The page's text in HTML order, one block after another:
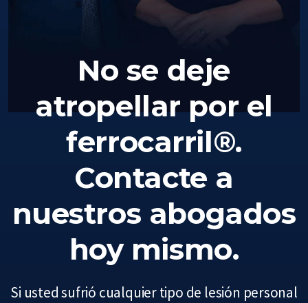
No se deje
atropellar por el
ferrocarril®.
Contacte a
nuestros abogados
hoy mismo.
Si usted sufrió cualquier tipo de lesión personal